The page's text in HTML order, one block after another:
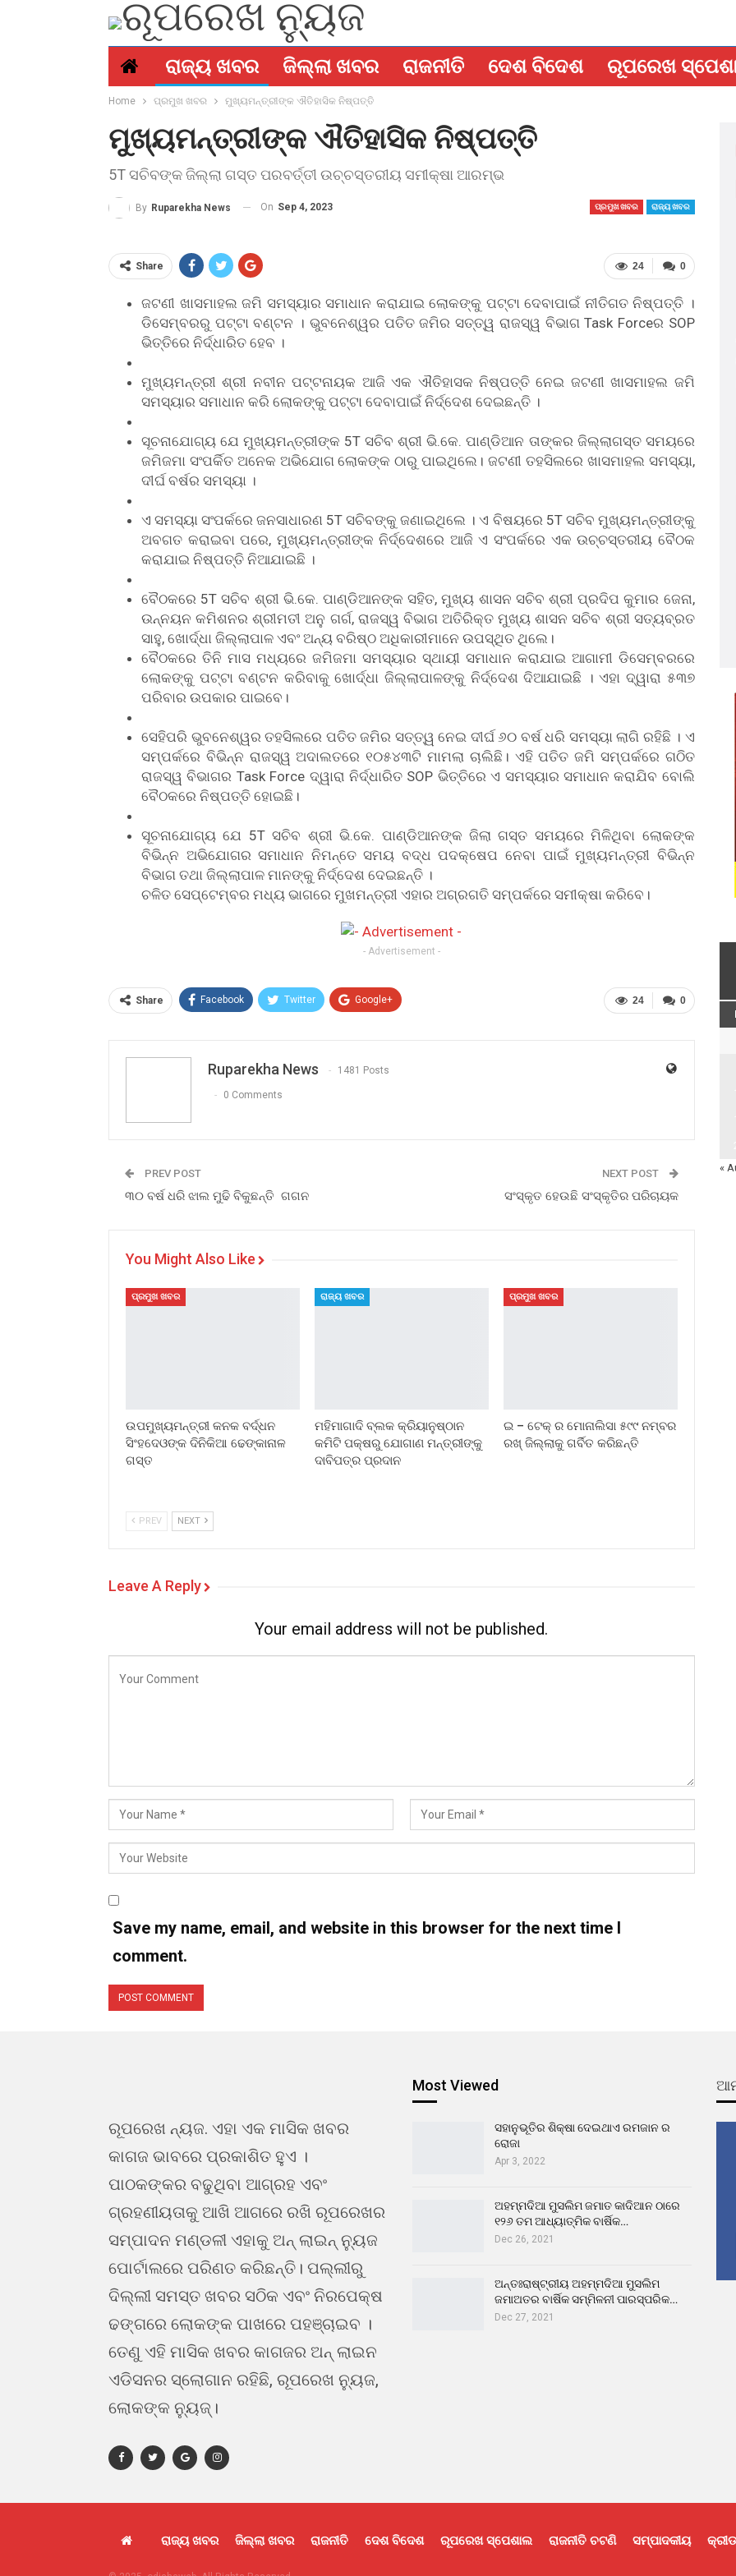
ରାଜ୍ୟ ଖବର ଜିଲ୍ଲା ଖବର ରାଜନୀତି ଦେଶ ବିଦେଶ ରୂପରେଖ
ସମ୍ପାଦକୀୟ
କ୍ରୀଡା ମୋ ଗାଁ
Home ପ୍ରମୁଖ ଖବର ମୁଖ୍ୟମନ୍ତ୍ରୀଙ୍କ ଐତିହାସିକ ନିଷ୍ପତ୍ତି
ମୁଖ୍ୟମନ୍ତ୍ରୀଙ୍କ ଐତିହାସିକ ନିଷ୍ପତ୍ତି
5T ସଚିବଙ୍କ ଜିଲ୍ଲା ଗସ୍ତ ପରବର୍ତ୍ତୀ ଉଚ୍ଚସ୍ତରୀୟ ସମୀକ୍ଷା ଆରମ୍ଭ
ପ୍ରମୁଖ ଖବର ରାଜ୍ୟ ଖବର
By Ruparekha News On Sep 4, 2023
0
24
Share
ଜଟଣୀ ଖାସମାହଲ ଜମି ସମସ୍ୟାର ସମାଧାନ କରାଯାଇ ଲୋକଙ୍କୁ ପଟ୍ଟା ଦେବାପାଇଁ ନୀତିଗତ ନିଷ୍ପତ୍ତି ।
ଡିସେମ୍ବରରୁ ପଟ୍ଟା ବଣ୍ଟନ । ଭୁବନେଶ୍ୱର ପତିତ ଜମିର ସତ୍ତ୍ୱ ରାଜସ୍ୱ ବିଭାଗ Task Forceର SOP
ଭିତ୍ତିରେ ନିର୍ଦ୍ଧାରିତ ହେବ ।
ମୁଖ୍ୟମନ୍ତ୍ରୀ ଶ୍ରୀ ନବୀନ ପଟ୍ଟନାୟକ ଆଜି ଏକ ଐତିହାସକ ନିଷ୍ପତ୍ତି ନେଇ ଜଟଣୀ ଖାସମାହଲ ଜମି
ସମସ୍ୟାର ସମାଧାନ କରି ଲୋକଙ୍କୁ ପଟ୍ଟା ଦେବାପାଇଁ ନିର୍ଦ୍ଦେଶ ଦେଇଛନ୍ତି ।
ସୂଚନାଯୋଗ୍ୟ ଯେ ମୁଖ୍ୟମନ୍ତ୍ରୀଙ୍କ 5T ସଚିବ ଶ୍ରୀ ଭି.କେ. ପାଣ୍ଡିଆନ ତାଙ୍କର ଜିଲ୍ଲାଗସ୍ତ ସମୟରେ
ଜମିଜମା ସଂପର୍କିତ ଅନେକ ଅଭିଯୋଗ ଲୋକଙ୍କ ଠାରୁ ପାଇଥିଲେ। ଜଟଣୀ ତହସିଲରେ ଖାସମାହଲ ସମସ୍ୟା,
ଦୀର୍ଘ ବର୍ଷର ସମସ୍ୟା ।
ଏ ସମସ୍ୟା ସଂପର୍କରେ ଜନସାଧାରଣ 5T ସଚିବଙ୍କୁ ଜଣାଇଥିଲେ । ଏ ବିଷୟରେ 5T ସଚିବ ମୁଖ୍ୟମନ୍ତ୍ରୀଙ୍କୁ
ଅବଗତ କରାଇବା ପରେ, ମୁଖ୍ୟମନ୍ତ୍ରୀଙ୍କ ନିର୍ଦ୍ଦେଶରେ ଆଜି ଏ ସଂପର୍କରେ ଏକ ଉଚ୍ଚସ୍ତରୀୟ ବୈଠକ
କରାଯାଇ ନିଷ୍ପତ୍ତି ନିଆଯାଇଛି ।
ବୈଠକରେ 5T ସଚିବ ଶ୍ରୀ ଭି.କେ. ପାଣ୍ଡିଆନଙ୍କ ସହିତ, ମୁଖ୍ୟ ଶାସନ ସଚିବ ଶ୍ରୀ ପ୍ରଦିପ କୁମାର ଜେନା,
ଉନ୍ନୟନ କମିଶନର ଶ୍ରୀମତୀ ଅନୁ ଗର୍ଗ, ରାଜସ୍ୱ ବିଭାଗ ଅତିରିକ୍ତ ମୁଖ୍ୟ ଶାସନ ସଚିବ ଶ୍ରୀ ସତ୍ୟବ୍ରତ
ସାହୁ, ଖୋର୍ଦ୍ଧା ଜିଲ୍ଲାପାଳ ଏବଂ ଅନ୍ୟ ବରିଷ୍ଠ ଅଧିକାରୀମାନେ ଉପସ୍ଥିତ ଥିଲେ।
ବୈଠକରେ ତିନି ମାସ ମଧ୍ୟରେ ଜମିଜମା ସମସ୍ୟାର ସ୍ଥାୟୀ ସମାଧାନ କରାଯାଇ ଆଗାମୀ ଡିସେମ୍ବରରେ
ଲୋକଙ୍କୁ ପଟ୍ଟା ବଣ୍ଟନ କରିବାକୁ ଖୋର୍ଦ୍ଧା ଜିଲ୍ଲାପାଳଙ୍କୁ ନିର୍ଦ୍ଦେଶ ଦିଆଯାଇଛି । ଏହା ଦ୍ୱାରା ୫୩୭
ପରିବାର ଉପକାର ପାଇବେ।
ସେହିପରି ଭୁବନେଶ୍ୱର ତହସିଲରେ ପତିତ ଜମିର ସତ୍ତ୍ୱ ନେଇ ଦୀର୍ଘ ୬୦ ବର୍ଷ ଧରି ସମସ୍ୟା ଲାଗି ରହିଛି । ଏ
ସମ୍ପର୍କରେ ବିଭିନ୍ନ ରାଜସ୍ୱ ଅଦାଲତରେ ୧୦୫୪୩ଟି ମାମଲା ଚାଲିଛି। ଏହି ପତିତ ଜମି ସମ୍ପର୍କରେ ଗଠିତ
ରାଜସ୍ୱ ବିଭାଗର Task Force ଦ୍ୱାରା ନିର୍ଦ୍ଧାରିତ SOP ଭିତ୍ତିରେ ଏ ସମସ୍ୟାର ସମାଧାନ କରାଯିବ ବୋଲି
ବୈଠକରେ ନିଷ୍ପତ୍ତି ହୋଇଛି।
ସୂଚନାଯୋଗ୍ୟ ଯେ 5T ସଚିବ ଶ୍ରୀ ଭି.କେ. ପାଣ୍ଡିଆନଙ୍କ ଜିଲା ଗସ୍ତ ସମୟରେ ମିଳିଥିବା ଲୋକଙ୍କ
ବିଭିନ୍ନ ଅଭିଯୋଗର ସମାଧାନ ନିମନ୍ତେ ସମୟ ବଦ୍ଧ ପଦକ୍ଷେପ ନେବା ପାଇଁ ମୁଖ୍ୟମନ୍ତ୍ରୀ ବିଭିନ୍ନ
ବିଭାଗ ତଥା ଜିଲ୍ଲାପାଳ ମାନଙ୍କୁ ନିର୍ଦ୍ଦେଶ ଦେଇଛନ୍ତି ।
ଚଳିତ ସେପ୍ଟେମ୍ବର ମଧ୍ୟ ଭାଗରେ ମୁଖମନ୍ତ୍ରୀ ଏହାର ଅଗ୍ରଗତି ସମ୍ପର୍କରେ ସମୀକ୍ଷା କରିବେ।
- Advertisement -
0
24
Share Facebook Twitter Google+
Ruparekha News 1481 Posts
0 Comments
PREV POST
୩୦ ବର୍ଷ ଧରି ଝାଲ ମୁଢି ବିକୁଛନ୍ତି ଗଗନ
NEXT POST
ସଂସ୍କୃତ ହେଉଛି ସଂସ୍କୃତିର ପରିଚାୟକ
You Might Also Like
ପ୍ରମୁଖ ଖବର
ଉପମୁଖ୍ୟମନ୍ତ୍ରୀ କନକ ବର୍ଦ୍ଧନ
ସିଂହଦେଓଙ୍କ ଦିନିକିଆ ଢେଙ୍କାନାଳ
ଗସ୍ତ
ରାଜ୍ୟ ଖବର
ମହିମାଗାଦି ବ୍ଲକ କ୍ରିୟାନୁଷ୍ଠାନ
କମିଟି ପକ୍ଷରୁ ଯୋଗାଣ ମନ୍ତ୍ରୀଙ୍କୁ
ଦାବିପତ୍ର ପ୍ରଦାନ
ପ୍ରମୁଖ ଖବର
ଇ – ଟେକ୍ ର ମୋନାଲିସା ୫୯୯ ନମ୍ବର
ରଖ୍ ଜିଲ୍ଲାକୁ ଗର୍ବିତ କରିଛନ୍ତି
PREV NEXT
Leave A Reply
Your email address will not be published.
Save my name, email, and website in this browser for the next time I
comment.
«
ରୂପରେଖ ନ୍ୟଜ. ଏହା ଏକ ମାସିକ ଖବର
କାଗଜ ଭାବରେ ପ୍ରକାଶିତ ହୁଏ ।
ପାଠକଙ୍କର ବଢୁଥିବା ଆଗ୍ରହ ଏବଂ
ଗ୍ରହଣୀୟତାକୁ ଆଖି ଆଗରେ ରଖି ରୂପରେଖର
ସମ୍ପାଦନ ମଣ୍ଡଳୀ ଏହାକୁ ଅନ୍ ଲାଇନ୍ ନ୍ୟୁଜ
ପୋର୍ଟାଲରେ ପରିଣତ କରିଛନ୍ତି। ପଲ୍ଲୀରୁ
ଦିଲ୍ଲୀ ସମସ୍ତ ଖବର ସଠିକ ଏବଂ ନିରପେକ୍ଷ
ଢଙ୍ଗରେ ଲୋକଙ୍କ ପାଖରେ ପହଞ୍ଚାଇବ ।
ତେଣୁ ଏହି ମାସିକ ଖବର କାଗଜର ଅନ୍ ଲାଇନ
ଏଡିସନର ସ୍ଲୋଗାନ ରହିଛି, ରୂପରେଖ ନ୍ୟୁଜ,
ଲୋକଙ୍କ ନ୍ୟୁଜ୍।
Most Viewed
ସହାନୁଭୂତିର ଶିକ୍ଷା ଦେଇଥାଏ ରମଜାନ ର
ରୋଜା
Apr 3, 2022
ଅହମ୍ମଦିଆ ମୁସଲିମ ଜମାତ କାଦିଆନ ଠାରେ
୧୨୬ ତମ ଆଧ୍ୟାତ୍ମିକ ବାର୍ଷିକ…
Dec 26, 2021
ଅନ୍ତଃରାଷ୍ଟ୍ରୀୟ ଅହମ୍ମଦିଆ ମୁସଲିମ
ଜମାଅତର ବାର୍ଷିକ ସମ୍ମିଳନୀ ପାରସ୍ପରିକ…
Dec 27, 2021
ରାଜ୍ୟ ଖବର ଜିଲ୍ଲା ଖବର ରାଜନୀତି ଦେଶ ବିଦେଶ ରୂପରେଖ ସ୍ପେଶାଲ ରାଜନୀତି ଚଟଣି ସମ୍ପାଦକୀୟ